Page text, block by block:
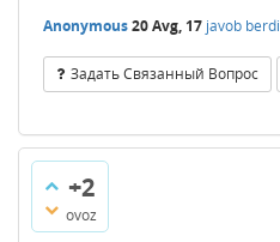
Anonymous20 Avg, 17 javob berdi
Задать Связанный Вопрос
+2
ovoz